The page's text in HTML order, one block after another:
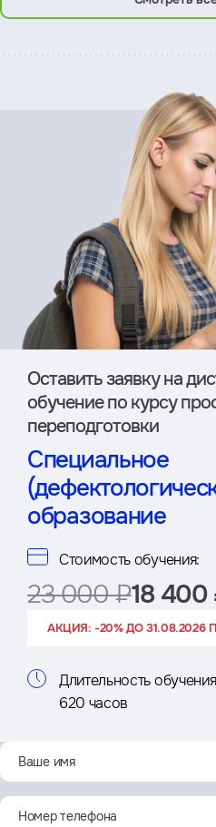
Оставить заявку на
обучение по курсу
переподготовки
Специальное
образование
Стоимость обучения:
23 000 ₽18 400
АКЦИЯ: -20% ДО
Длительность
620 часов